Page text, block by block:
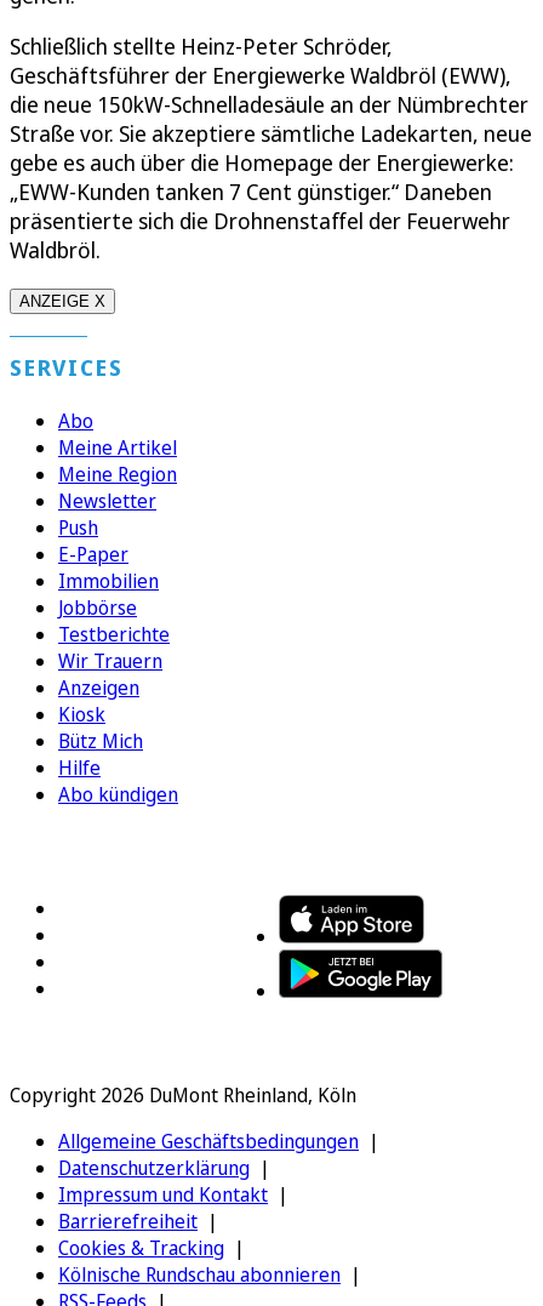
Schließlich stellte Heinz-Peter Schröder,
Geschäftsführer der Energiewerke Waldbröl (EWW),
die neue 150kW-Schnelladesäule an der Nümbrechter
Straße vor. Sie akzeptiere sämtliche Ladekarten, neue
gebe es auch über die Homepage der Energiewerke:
„EWW-Kunden tanken 7 Cent günstiger.“ Daneben
präsentierte sich die Drohnenstaffel der Feuerwehr
Waldbröl.
ANZEIGE X
SERVICES
Abo
Meine Artikel
Meine Region
Newsletter
Push
E-Paper
Immobilien
Jobbörse
Testberichte
Wir Trauern
Anzeigen
Kiosk
Bütz Mich
Hilfe
Abo kündigen
Copyright 2026 DuMont Rheinland, Köln
Allgemeine Geschäftsbedingungen
Datenschutzerklärung
Impressum und Kontakt
Barrierefreiheit
Cookies & Tracking
Kölnische Rundschau abonnieren